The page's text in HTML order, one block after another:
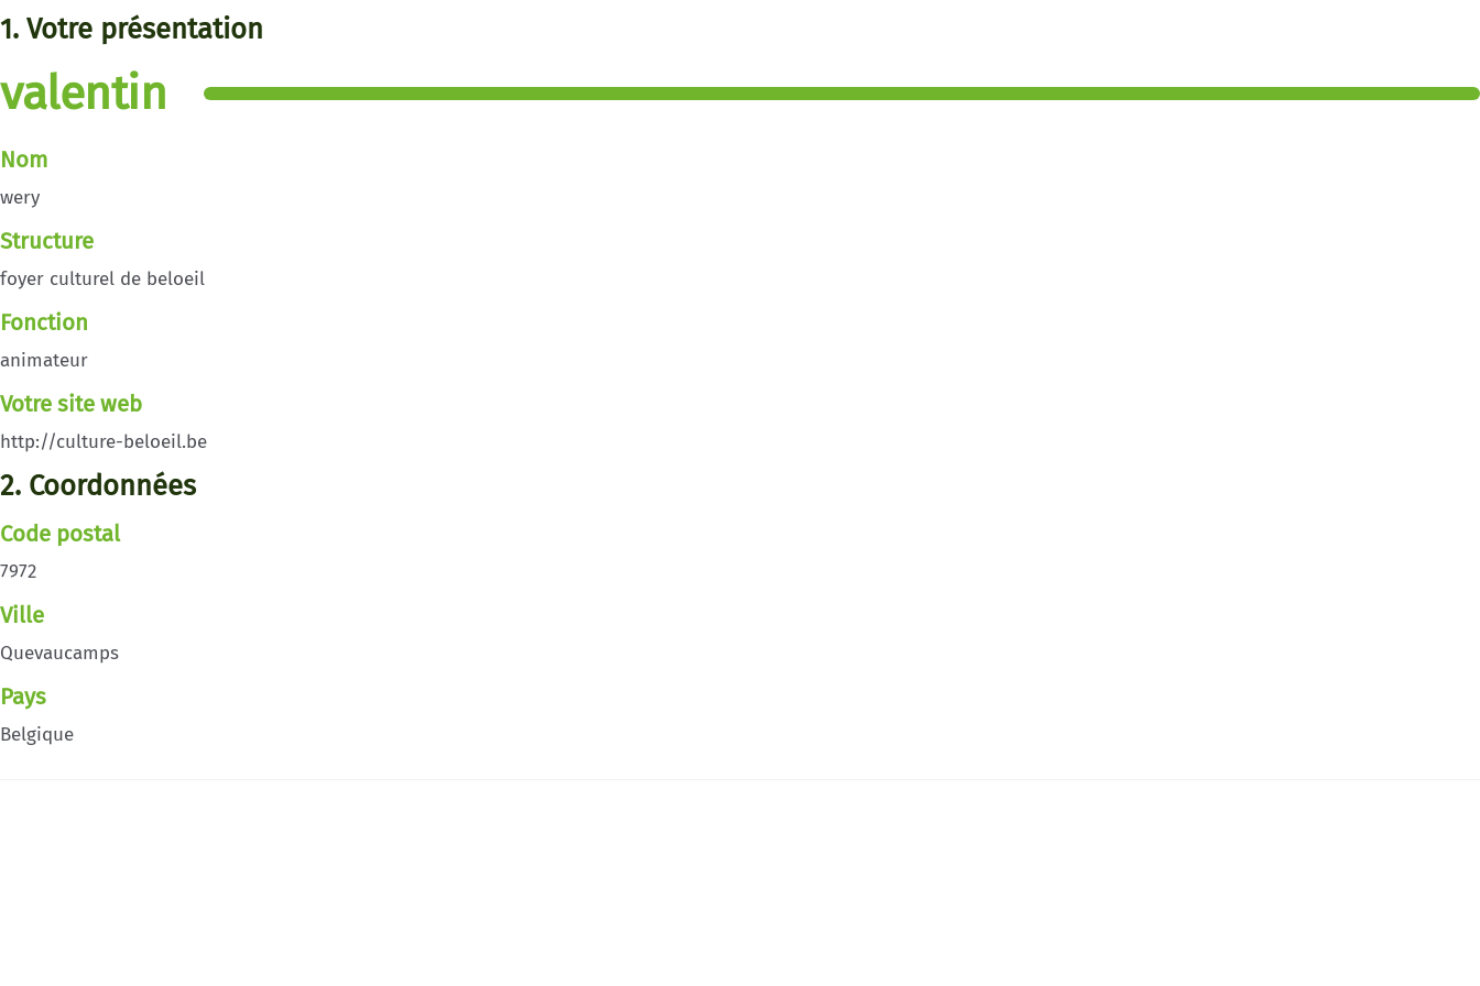
1. Votre présentation
valentin
Nom
wery
Structure
foyer culturel de beloeil
Fonction
animateur
Votre site web
http://culture-beloeil.be
2. Coordonnées
Code postal
7972
Ville
Quevaucamps
Pays
Belgique